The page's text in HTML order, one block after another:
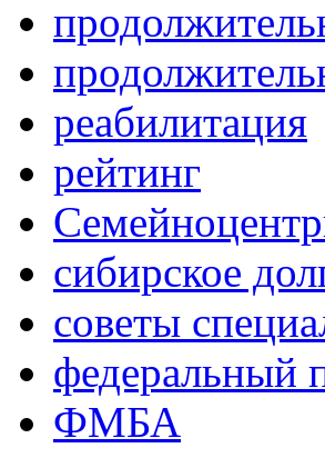
реабилитация
рейтинг
сибирское
советы
федеральный
ФМБА